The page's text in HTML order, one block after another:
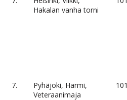
Hakalan vanha torni
7.
Pyhäjoki, Harmi,
Veteraanimaja
101